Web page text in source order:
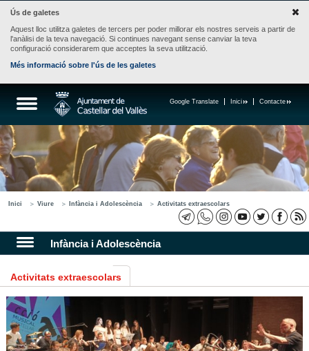
Ús de galetes
Aquest lloc utilitza galetes de tercers per poder millorar els nostres serveis a partir de
l'anàlisi de la teva navegació. Si continues navegant sense canviar la teva
configuració considerarem que acceptes la seva utilització.
Més informació sobre l'ús de les galetes
Contacte
Inici
Google Translate
Inici Viure Infància i Adolescència Activitats extraescolars
Infància i Adolescència
Activitats extraescolars